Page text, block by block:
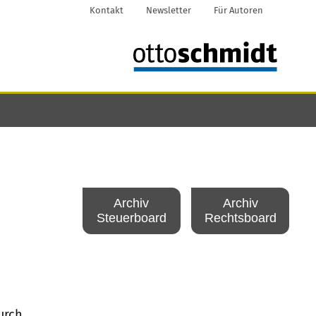
Kontakt Newsletter Für Autoren
Archiv
Steuerboard
Archiv
Rechtsboard